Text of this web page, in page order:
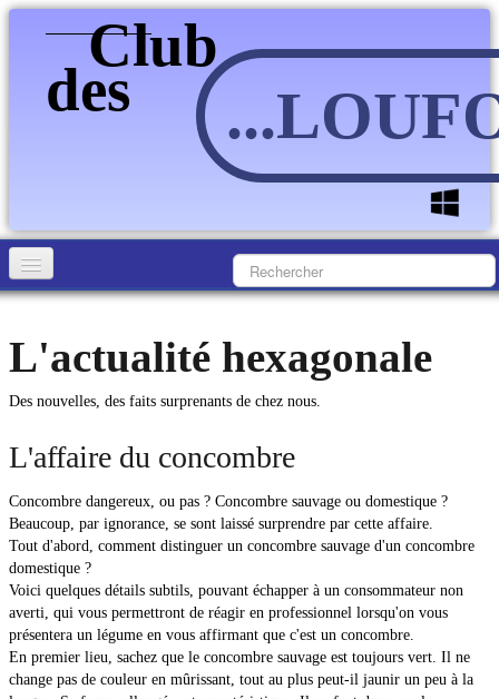
Club
des
Accueil ▼
Actualité
Culture
Culture▼
Histoire
Courrier des lecteurs
Courrier des lecteurs ▼
Nouvelles
L'actualité hexagonale
Des nouvelles, des faits surprenants de chez nous.
L'affaire du concombre
Concombre dangereux, ou pas ? Concombre sauvage ou domestique ?
Beaucoup, par ignorance, se sont laissé surprendre par cette affaire.
Tout d'abord, comment distinguer un concombre sauvage d'un concombre
domestique ?
Voici quelques détails subtils, pouvant échapper à un consommateur non
averti, qui vous permettront de réagir en professionnel lorsqu'on vous
présentera un légume en vous affirmant que c'est un concombre.
En premier lieu, sachez que le concombre sauvage est toujours vert. Il ne
change pas de couleur en mûrissant, tout au plus peut-il jaunir un peu à la